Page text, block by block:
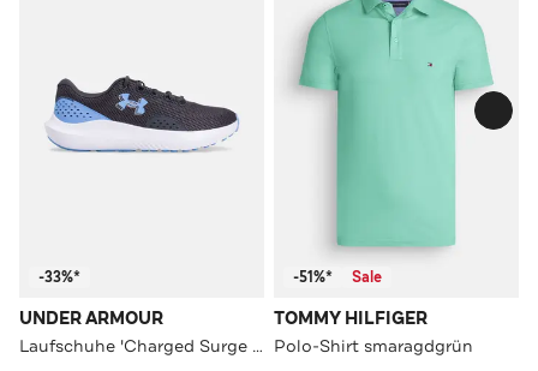
-33%*
UNDER ARMOUR
Laufschuhe 'Charged Surge 4' dunkelgrau
-51%* Sale
TOMMY HILFIGER
Polo-Shirt smaragdgrün